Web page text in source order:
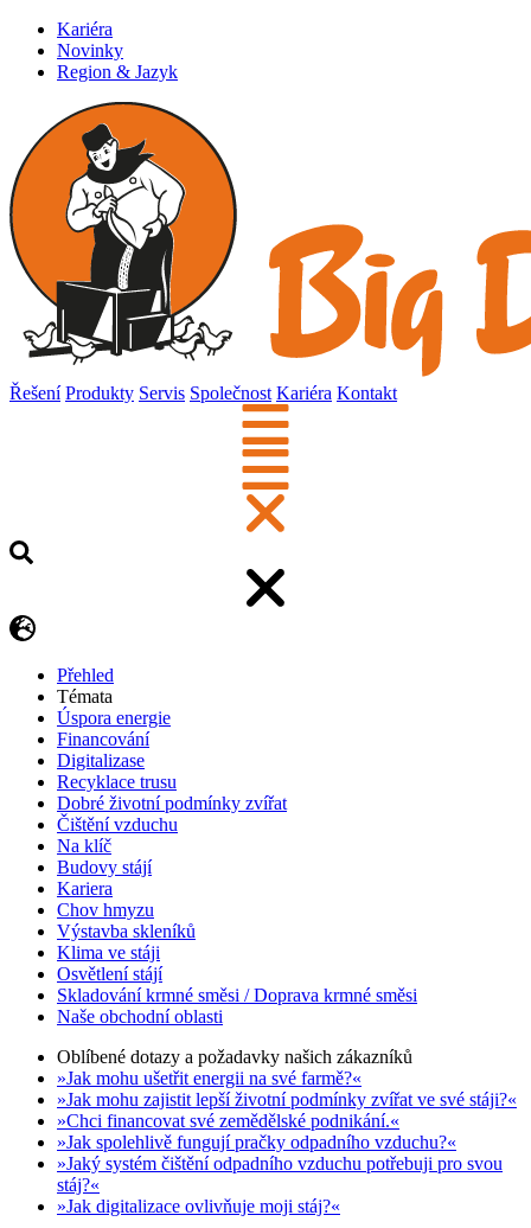
Kariéra
Novinky
Region & Jazyk
Řešení Produkty Servis Společnost Kariéra Kontakt
Přehled
Témata
Úspora energie
Financování
Digitalizase
Recyklace trusu
Dobré životní podmínky zvířat
Čištění vzduchu
Na klíč
Budovy stájí
Kariera
Chov hmyzu
Výstavba skleníků
Klima ve stáji
Osvětlení stájí
Skladování krmné směsi / Doprava krmné směsi
Naše obchodní oblasti
Oblíbené dotazy a požadavky našich zákazníků
»Jak mohu ušetřit energii na své farmě?«
»Jak mohu zajistit lepší životní podmínky zvířat ve své stáji?«
»Chci financovat své zemědělské podnikání.«
»Jak spolehlivě fungují pračky odpadního vzduchu?«
»Jaký systém čištění odpadního vzduchu potřebuji pro svou
stáj?«
»Jak digitalizace ovlivňuje moji stáj?«